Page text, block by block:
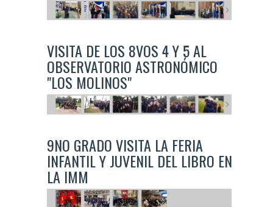
VISITA DE LOS 8VOS 4 Y 5 AL
OBSERVATORIO ASTRONÓMICO
"LOS MOLINOS"
9NO GRADO VISITA LA FERIA
INFANTIL Y JUVENIL DEL LIBRO EN
LA IMM